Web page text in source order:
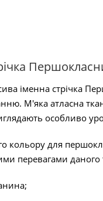
іменна стрічка
М'яка атласна
особливо
кольору для
перевагами даного